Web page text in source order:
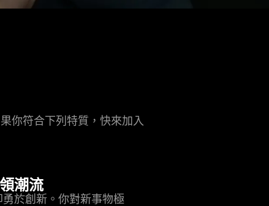
你符合下列特質，快來加入
潮流
於創新。你對新事物極